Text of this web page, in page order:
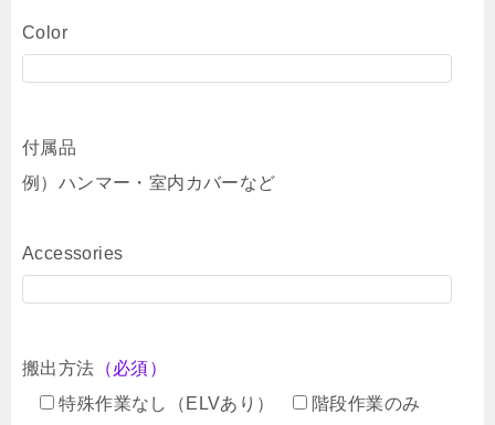
Color
付属品
例）ハンマー・室内カバーなど
Accessories
搬出方法 （必須）
特殊作業なし（ELVあり）
階段作業のみ